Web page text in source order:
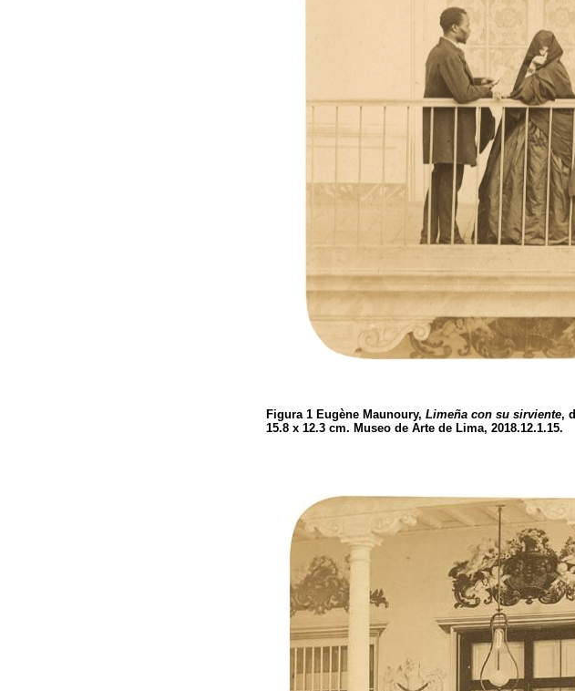
Figura 1 Eugène Maunoury, Limeña con su sirviente,
15.8 x 12.3 cm. Museo de Arte de Lima, 2018.12.1.15.